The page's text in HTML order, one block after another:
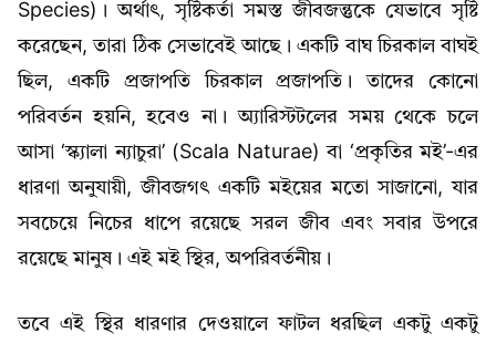
Species)। অর্থাৎ, সৃষ্টিকর্তা সমস্ত জীবজন্তুকে যেভাবে সৃষ্টি
করেছেন, তারা ঠিক সেভাবেই আছে। একটি বাঘ চিরকাল বাঘই
ছিল, একটি প্রজাপতি চিরকাল প্রজাপতি। তাদের কোনো
পরিবর্তন হয়নি, হবেও না। অ্যারিস্টটলের সময় থেকে চলে
আসা ‘স্ক্যালা ন্যাচুরা’ (Scala Naturae) বা ‘প্রকৃতির মই’-এর
ধারণা অনুযায়ী, জীবজগৎ একটি মইয়ের মতো সাজানো, যার
সবচেয়ে নিচের ধাপে রয়েছে সরল জীব এবং সবার উপরে
রয়েছে মানুষ। এই মই স্থির, অপরিবর্তনীয়।
তবে এই স্থির ধারণার দেওয়ালে ফাটল ধরছিল একটু একটু